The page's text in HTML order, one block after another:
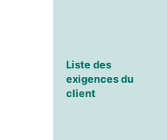
Liste des
exigences du
client